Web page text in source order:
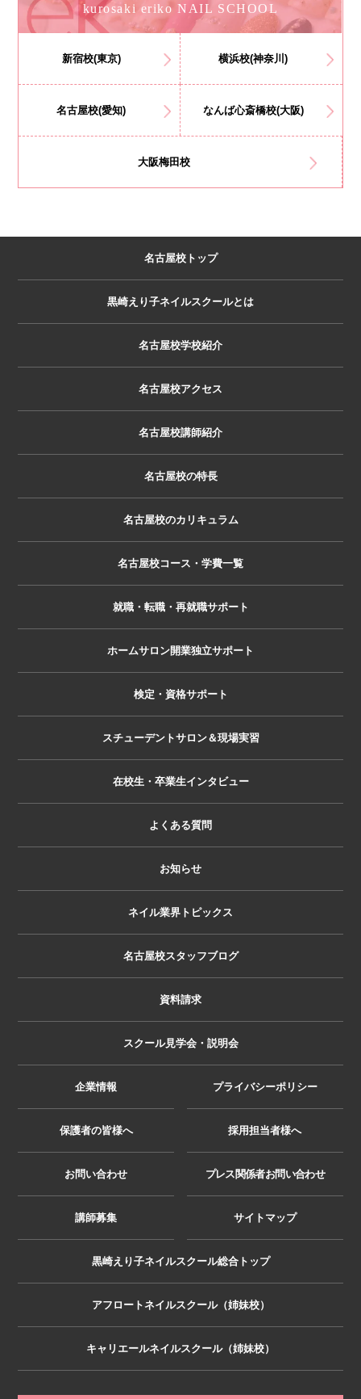
kurosaki eriko NAIL SCHOOL
新宿校(東京) 横浜校(神奈川)
名古屋校(愛知) なんば心斎橋校(大阪)
大阪梅田校
名古屋校トップ
黒崎えり子ネイルスクールとは
名古屋校学校紹介
名古屋校アクセス
名古屋校講師紹介
名古屋校の特長
名古屋校のカリキュラム
名古屋校コース・学費一覧
就職・転職・再就職サポート
ホームサロン開業独立サポート
検定・資格サポート
スチューデントサロン＆現場実習
在校生・卒業生インタビュー
よくある質問
お知らせ
ネイル業界トピックス
名古屋校スタッフブログ
資料請求
スクール見学会・説明会
企業情報 プライバシーポリシー
保護者の皆様へ 採用担当者様へ
お問い合わせ プレス関係者お問い合わせ
講師募集 サイトマップ
黒崎えり子ネイルスクール総合トップ
アフロートネイルスクール（姉妹校）
キャリエールネイルスクール（姉妹校）